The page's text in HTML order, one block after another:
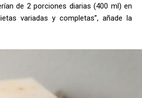
de 2 porciones diarias (400 ml) en
variadas y completas”, añade la